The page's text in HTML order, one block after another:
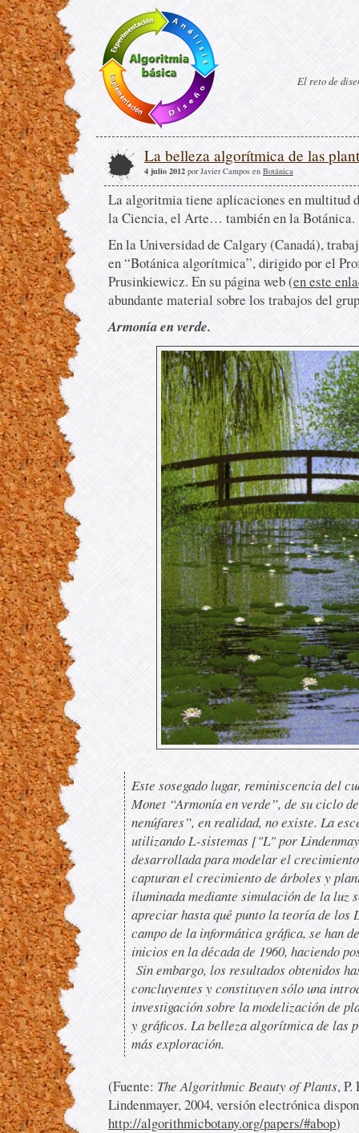
El reto de
La belleza algorítmica de las
4 julio 2012 por Javier Campos en Botánica
La algoritmia tiene aplicaciones en multitud
la Ciencia, el Arte… también en la Botánica.
En la Universidad de Calgary (Canadá),
en “Botánica algorítmica”, dirigido por el
Prusinkiewicz. En su página web (en este
abundante material sobre los trabajos del
Armonía en verde.
Este sosegado lugar, reminiscencia del
Monet “Armonía en verde”, de su ciclo
nenúfares”, en realidad, no existe. La
utilizando L-sistemas ["L" por
desarrollada para modelar el
capturan el crecimiento de árboles y
iluminada mediante simulación de la luz
apreciar hasta qué punto la teoría de los
campo de la informática gráfica, se han
inicios en la década de 1960, haciendo
Sin embargo, los resultados obtenidos
concluyentes y constituyen sólo una
investigación sobre la modelización de
y gráficos. La belleza algorítmica de las
más exploración.
(Fuente: The Algorithmic Beauty of Plants,
Lindenmayer, 2004, versión electrónica
http://algorithmicbotany.org/papers/#abop)